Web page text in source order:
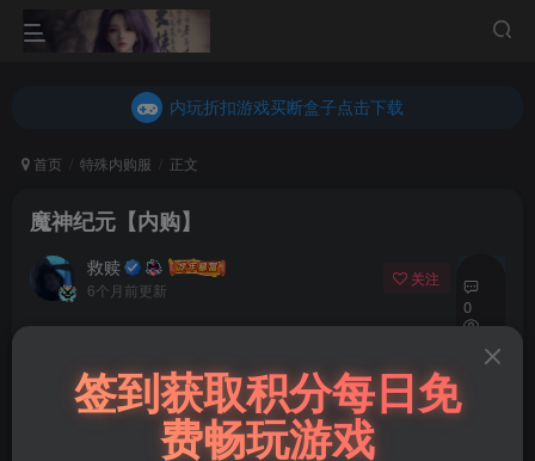
内玩折扣游戏买断盒子点击下载
内玩折扣游戏买断盒子点击下载
首页 特殊内购服 正文
魔神纪元【内购】
救赎
6个月前更新
关注 私信
0
122
魔神纪元【内购】
此内容为自动售卡，请付费后获取卡密信息
签到获取积分每日免
费畅玩游戏